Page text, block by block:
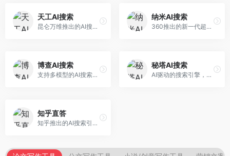
天工AI搜索
昆仑万维推出的AI搜索引擎，整合大模型与搜索能力。面向普通用户，提供智能问答、深度搜索、内容整理等服务，中文搜索体验好。
纳米AI搜索
360推出的新一代超级AI搜索，深度整合360搜索资源。面向普通用户，提供智能问答、多模态搜索、内容生成等服务，安全可靠。
博查AI搜索
支持多模型的AI搜索引擎，整合多种大模型能力。面向AI爱好者，提供多模型搜索、答案对比、深度分析等服务，模型选择灵活。
秘塔AI搜索
AI驱动的搜索引擎，专注于无广告直达结果。面向研究者和信息获取需求者，提供深度搜索、来源标注、答案整理等服务，搜索结果干净准确，信息可信度高。
知乎直答
知乎推出的AI搜索引擎，专注于知识问答场景。面向知识获取者，提供知乎内容搜索、智能问答、知识整理等服务，专业知识丰富。